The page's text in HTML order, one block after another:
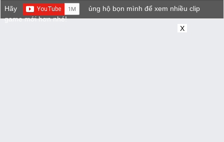
Hãy
ủng hộ bọn mình để xem nhiều clip
game mới hơn nhé!
X